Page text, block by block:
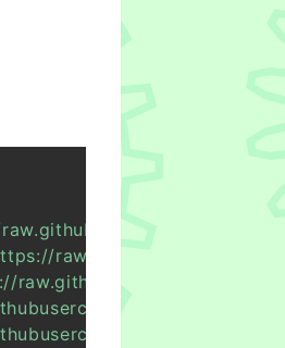
raw.githubusercontent.com/